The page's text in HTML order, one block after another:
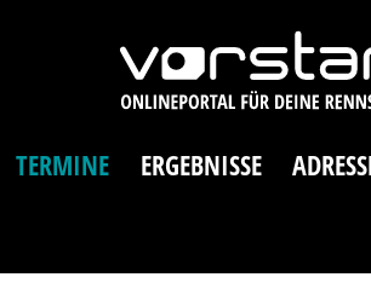
TERMINE ERGEBNISSE